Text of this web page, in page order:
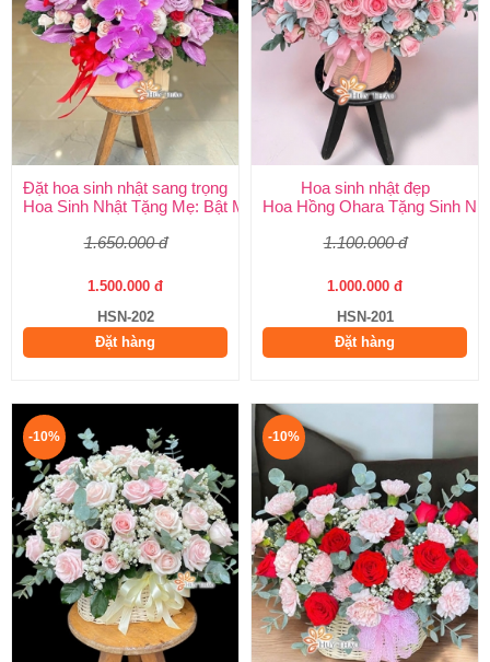
Đặt hoa sinh nhật sang trọng
Hoa Sinh Nhật Tặng Mẹ: Bật Mí 5 Loại Hoa Ý Nghĩa & Cách
1.650.000 đ
1.500.000 đ
HSN-202
Đặt hàng
Hoa sinh nhật đẹp
Hoa Hồng Ohara Tặng Sinh
1.100.000 đ
1.000.000 đ
HSN-201
Đặt hàng
-10% -10%